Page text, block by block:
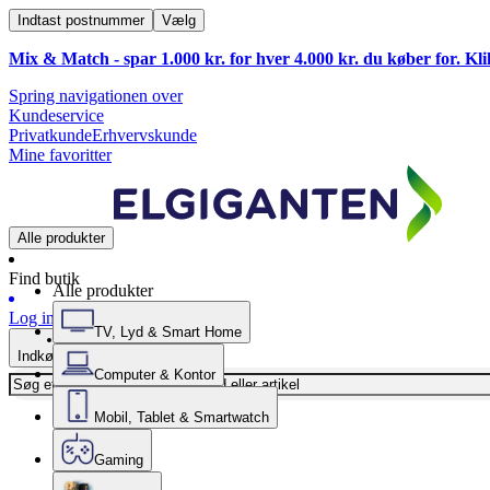
Indtast postnummer Vælg
Mix & Match - spar 1.000 kr. for hver 4.000 kr. du køber for.
Spring navigationen over
Kundeservice
PrivatkundeErhvervskunde
Mine favoritter
Alle produkter
Find butik
Log ind
Indkøbskurv
Alle produkter
TV, Lyd & Smart Home
Computer & Kontor
Mobil, Tablet & Smartwatch
Gaming